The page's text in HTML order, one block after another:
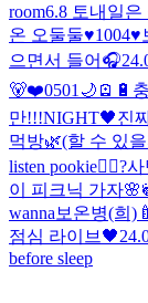
room6.8 토내일은
온 오둘둘♥️1004♥️
으면서 들어🎧
🐻❤️0501🌙 🪫🔋
만!!!NIGHT🖤진
먹방🌿(할 수 있을
listen pookie🧙‍♂️?사
이 피크닉 가자
wanna 보온병(희)🍼
점심 라이브🖤
before sleep